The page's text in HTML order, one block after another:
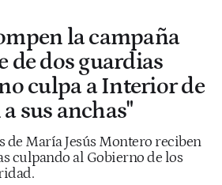
la campaña
de dos guardias
culpa a Interior de
sus anchas"
de María Jesús Montero reciben
culpando al Gobierno de los